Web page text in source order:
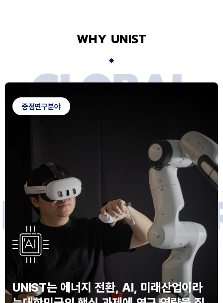
WHY UNIST
GLOBAL
CA S
R
FU TU RE
NNOVATO
S
중점연구분야
UNIST는 에너지 전환, AI, 미래산업이라